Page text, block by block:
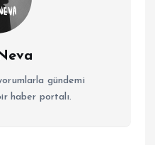
gündemi
haber portalı.